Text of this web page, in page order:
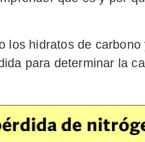
los hidratos de
para determinar la